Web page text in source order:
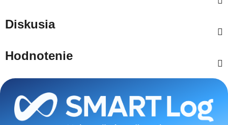
Diskusia
Hodnotenie
Zápätie